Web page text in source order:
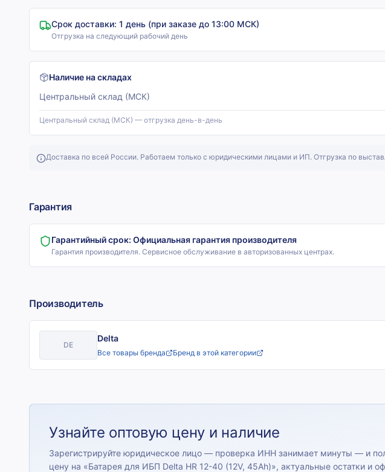
Срок доставки: 1 день (при заказе до 13:00 МСК)
Отгрузка на следующий рабочий день
Наличие на складах
Центральный склад (МСК)
Центральный склад (МСК) — отгрузка день-в-день
Доставка по всей России. Работаем только с юридическими лицами и ИП. Отгрузка по
Гарантия
Гарантийный срок: Официальная гарантия производителя
Гарантия производителя. Сервисное обслуживание в авторизованных центрах.
Производитель
DE
Delta
Все товары бренда Бренд в этой категории
Узнайте оптовую цену и наличие
Зарегистрируйте юридическое лицо — проверка ИНН занимает минуты — и
цену на «Батарея для ИБП Delta HR 12-40 (12V, 45Ah)», актуальные остатки и